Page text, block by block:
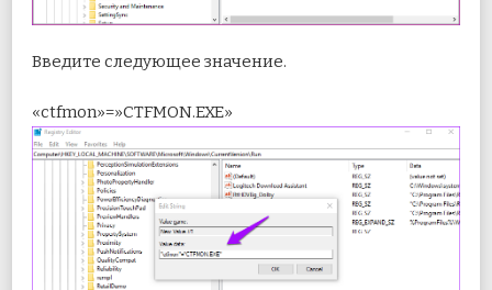
Введите следующее значение.
«ctfmon»=»CTFMON.EXE»